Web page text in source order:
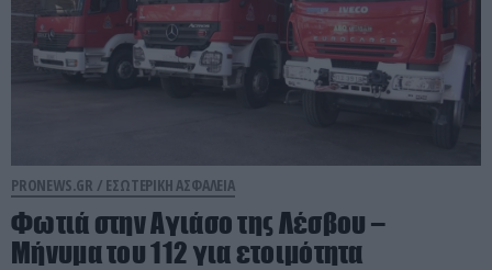
PRONEWS.GR / ΕΣΩΤΕΡΙΚΗ ΑΣΦΑΛΕΙΑ
Φωτιά στην Αγιάσο της Λέσβου –
Μήνυμα του 112 για ετοιμότητα